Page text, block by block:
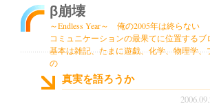
β崩壊
～Endless Year～ 俺の2005年は終らない
コミュニケーションの最果てに位置するブ
基本は雑記、たまに遊戯、化学、物理学
の
真実を語ろうか